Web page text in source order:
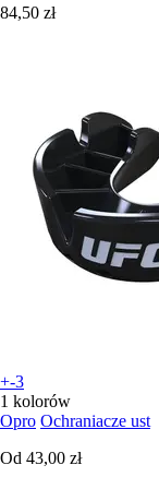
84,50 zł
+-3
1 kolorów
Opro Ochraniacze ust
Od 43,00 zł